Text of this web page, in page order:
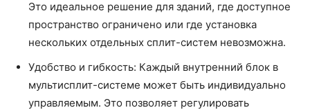
Это идеальное решение для зданий, где доступное
пространство ограничено или где установка
нескольких отдельных сплит-систем невозможна.
Удобство и гибкость: Каждый внутренний блок в
мультисплит-системе может быть индивидуально
управляемым. Это позволяет регулировать